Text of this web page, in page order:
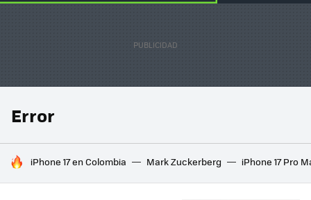
Error
HOY SE HABLA DE
iPhone 17 en Colombia Mark Zuckerberg iPhone 17 Pro